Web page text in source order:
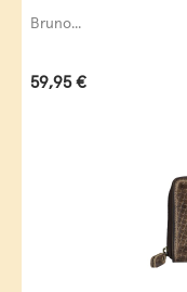
Bruno...
Regulärer Preis:
59,95 €